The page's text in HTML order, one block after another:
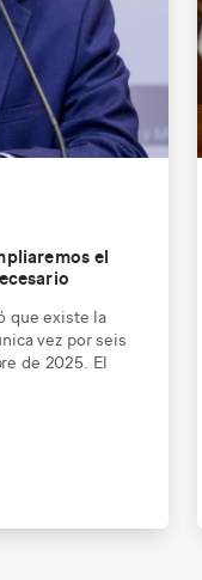
el
que existe la
vez por seis
de 2025. El